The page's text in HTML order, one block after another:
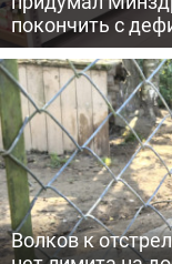
покончить с
Волков к